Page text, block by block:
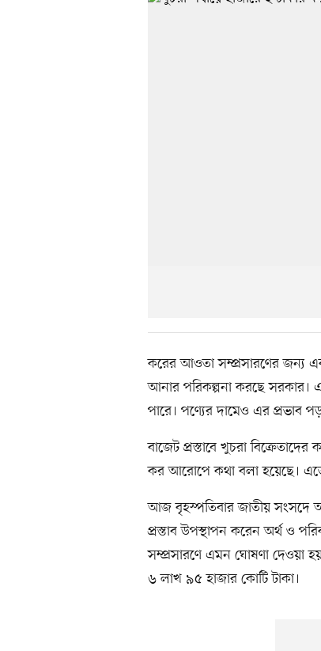
করের আওতা সম্প্রসারণের জন্য
আনার পরিকল্পনা করছে সরকার।
পারে। পণ্যের দামেও এর প্রভাব
বাজেট প্রস্তাবে খুচরা
কর আরোপে কথা বলা হয়েছে। এতে
আজ বৃহস্পতিবার জাতীয় সংসদে
প্রস্তাব উপস্থাপন করেন অর্থ ও
সম্প্রসারণে এমন ঘোষণা দেওয়া
৬ লাখ ৯৫ হাজার কোটি টাকা।